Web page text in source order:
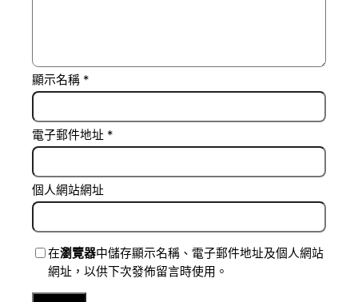
顯示名稱 *
電子郵件地址 *
個人網站網址
在瀏覽器中儲存顯示名稱、電子郵件地址及個人網站
網址，以供下次發佈留言時使用。